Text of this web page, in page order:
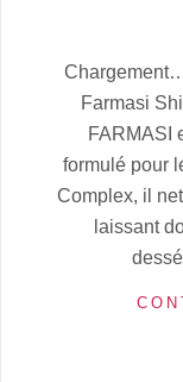
07-
Farmasi
FARMASI
formulé pour
Complex, il
laissant